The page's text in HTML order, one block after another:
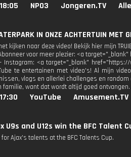
NPO3 Jongeren.TV
IN ONZE ACHTERTUIN
kijken naar deze video! Bekijk hier mijn
voor meer plezier: <a
Instagram: <a target="_blank"
te entertainen met video's! Al mijn
vlogs en allerlei challenges en
want dat wordt altijd goed ontvangen.
YouTube Amusement.TV
U9s and U12s win the BFC Talent
Ajax's talents at the BFC Talents Cup.